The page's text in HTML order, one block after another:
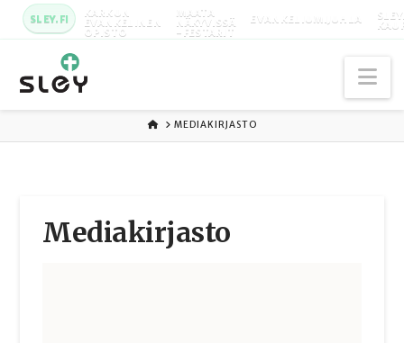
SLEY.FI KARKUN
EVANKELINEN
OPISTO
MAATA
NÄKYVISSÄ
-FESTARIT
EVANKELIUMIJUHLA
ETUSIVU
MEDIAKIRJASTO
Media­kirjasto